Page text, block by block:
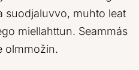
suodjaluvvo, muhto leat
miellahttun. Seammás
olmmožin.